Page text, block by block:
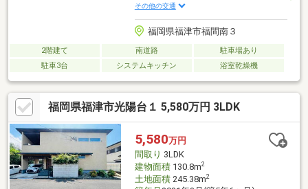
その他の交通
福岡県福津市福間南３
2階建て 南道路
駐車場あり
駐車3台
システムキッチン 浴室乾燥機
福岡県福津市光陽台１ 5,580万円 3LDK
5,580万円
間取り 3LDK
建物面積130.8m2
土地面積245.38m2